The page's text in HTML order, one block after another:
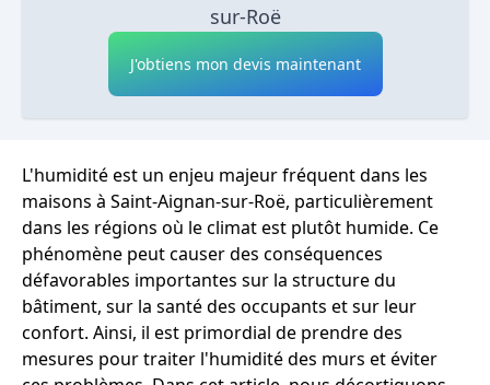
sur-Roë
J'obtiens mon devis maintenant
L'humidité est un enjeu majeur fréquent dans les
maisons à Saint-Aignan-sur-Roë, particulièrement
dans les régions où le climat est plutôt humide. Ce
phénomène peut causer des conséquences
défavorables importantes sur la structure du
bâtiment, sur la santé des occupants et sur leur
confort. Ainsi, il est primordial de prendre des
mesures pour traiter l'humidité des murs et éviter